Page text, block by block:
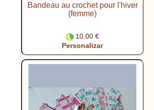
Bandeau au crochet pour l'hiver
(femme)
10.00 €
Personalizar